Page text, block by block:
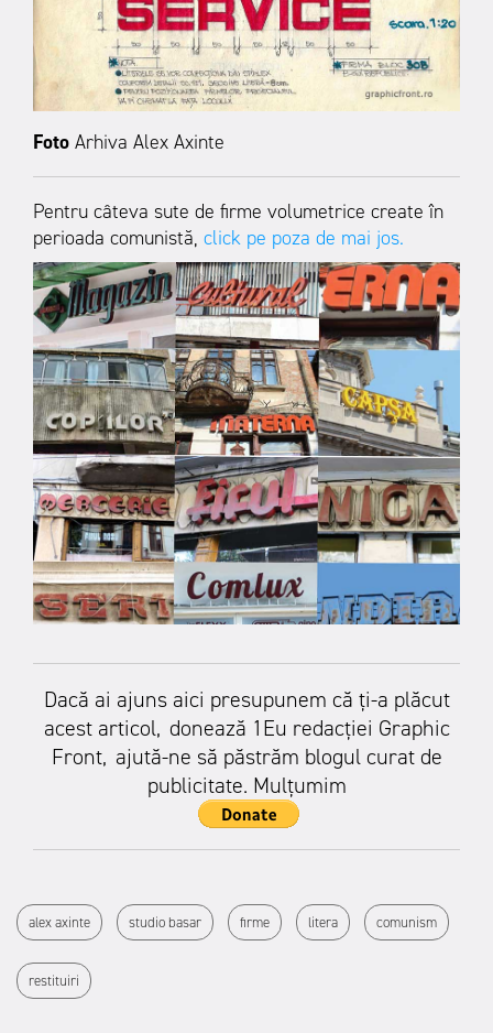
Foto Arhiva Alex Axinte
Pentru câteva sute de firme volumetrice create în
perioada comunistă, click pe poza de mai jos.
Dacă ai ajuns aici presupunem că ți-a plăcut
acest articol, donează 1Eu redacției Graphic
Front, ajută-ne să păstrăm blogul curat de
publicitate. Mulțumim
alex axinte studio basar firme litera comunism
restituiri